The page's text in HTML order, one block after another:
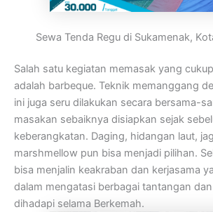
Sewa Tenda Regu di Sukamenak,
Salah satu kegiatan memasak yang
adalah barbeque. Teknik memanggang
ini juga seru dilakukan secara bersama-
masakan sebaiknya disiapkan sejak
keberangkatan. Daging, hidangan laut,
marshmellow pun bisa menjadi pilihan.
bisa menjalin keakraban dan kerjasama
dalam mengatasi berbagai tantangan
dihadapi selama Berkemah.